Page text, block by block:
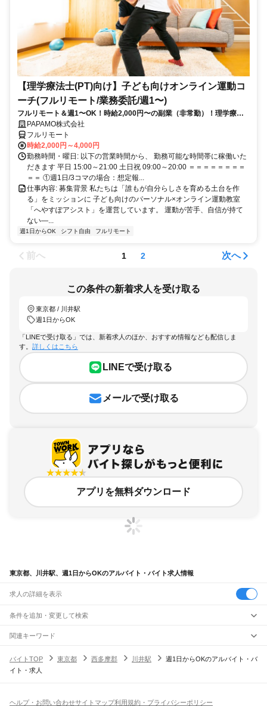
【理学療法士(PT)向け】子ども向けオンライン運動コ
ーチ(フルリモート/業務委託/週1〜)
フルリモート＆週1〜OK！時給2,000円〜の副業（非常勤）！理学療法
士として培ってきた経験を活かしながら、スキマ時間で子どもを支援で
きるお仕事です◎
PAPAMO株式会社
フルリモート
時給2,000円～4,000円
勤務時間・曜日: 以下の営業時間から、 勤務可能な時間帯に稼働いた
だきます 平日 15:00～21:00 土日祝 09:00～20:00 ＝＝＝＝＝＝＝＝
＝＝ ①週1日/3コマの場合：想定報...
仕事内容: 募集背景 私たちは「誰もが自分らしさを育める土台を作
る」をミッションに 子ども向けのパーソナル×オンライン運動教室
「へやすぽアシスト」を運営しています。 運動が苦手、自信が持て
ない—...
週1日からOK シフト自由 フルリモート
前へ 1 2 次へ
この条件の新着求人を受け取る
東京都 / 川井駅
週1日からOK
「LINEで受け取る」では、新着求人のほか、おすすめ情報なども配信しま
す。 詳しくはこちら
LINEで受け取る
メールで受け取る
アプリを無料ダウンロード
東京都、川井駅、週1日からOKのアルバイト・バイト求人情報
求人の詳細を表示
条件を追加・変更して検索
市区町村を追加・変更
東京都すべて
東京23区
江戸川区
駅を追加・変更
JR山手線
職種を追加・変更
飲食・フードサービスすべて
関連キーワード
バイトTOP
東京都 西多摩郡 川井駅
週1日からOKのアルバイト・バ
イト・求人
ヘルプ・お問い合わせサイトマップ利用規約・プライバシーポリシー